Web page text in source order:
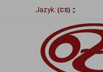
Jazyk: (CS)